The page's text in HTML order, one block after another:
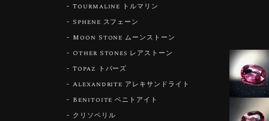
Tourmaline トルマリン
Sphene スフェーン
Moon Stone ムーンストーン
Other Stones レアストーン
Topaz トパーズ
Alexandrite アレキサンドライト
Benitoite ベニトアイト
クリソベリル